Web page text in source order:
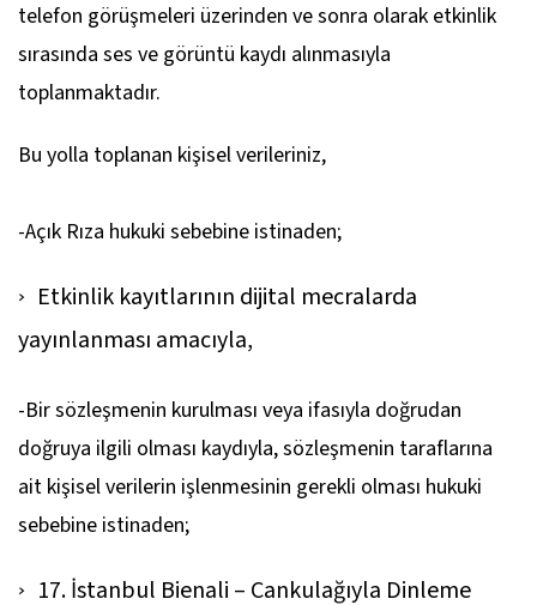
telefon görüşmeleri üzerinden ve sonra olarak etkinlik
sırasında ses ve görüntü kaydı alınmasıyla
toplanmaktadır.
Bu yolla toplanan kişisel verileriniz,
-Açık Rıza hukuki sebebine istinaden;
Etkinlik kayıtlarının dijital mecralarda
yayınlanması amacıyla,
-Bir sözleşmenin kurulması veya ifasıyla doğrudan
doğruya ilgili olması kaydıyla, sözleşmenin taraflarına
ait kişisel verilerin işlenmesinin gerekli olması hukuki
sebebine istinaden;
17. İstanbul Bienali – Cankulağıyla Dinleme